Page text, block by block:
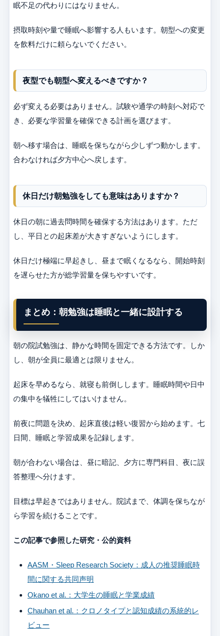
眠不足の代わりにはなりません。
摂取時刻や量で睡眠へ影響する人もいます。朝型への変更
を飲料だけに頼らないでください。
夜型でも朝型へ変えるべきですか？
必ず変える必要はありません。試験や通学の時刻へ対応で
き、必要な学習量を確保できる計画を選びます。
朝へ移す場合は、睡眠を保ちながら少しずつ動かします。
合わなければ夕方中心へ戻します。
休日だけ朝勉強をしても意味はありますか？
休日の朝に過去問時間を確保する方法はあります。ただ
し、平日との起床差が大きすぎないようにします。
休日だけ極端に早起きし、昼まで眠くなるなら、開始時刻
を遅らせた方が総学習量を保ちやすいです。
まとめ：朝勉強は睡眠と一緒に設計する
朝の院試勉強は、静かな時間を固定できる方法です。しか
し、朝が全員に最適とは限りません。
起床を早めるなら、就寝も前倒しします。睡眠時間や日中
の集中を犠牲にしてはいけません。
前夜に問題を決め、起床直後は軽い復習から始めます。七
日間、睡眠と学習成果を記録します。
朝が合わない場合は、昼に暗記、夕方に専門科目、夜に誤
答整理へ分けます。
目標は早起きではありません。院試まで、体調を保ちなが
ら学習を続けることです。
この記事で参照した研究・公的資料
AASM・Sleep Research Society：成人の推奨睡眠時
間に関する共同声明
Okano et al.：大学生の睡眠と学業成績
Chauhan et al.：クロノタイプと認知成績の系統的レ
ビュー